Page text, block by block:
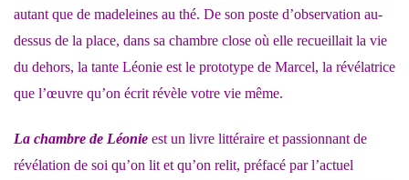
autant que de madeleines au thé. De son poste d’observation au-
dessus de la place, dans sa chambre close où elle recueillait la vie
du dehors, la tante Léonie est le prototype de Marcel, la révélatrice
que l’œuvre qu’on écrit révèle votre vie même.
La chambre de Léonie est un livre littéraire et passionnant de
révélation de soi qu’on lit et qu’on relit, préfacé par l’actuel